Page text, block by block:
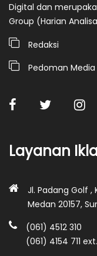
Digital dan
Group (Harian
Redaksi
Pedoman Media
Layanan
Jl. Padang Golf ,
Medan 20157,
(061) 4512 310
(061) 4154 711